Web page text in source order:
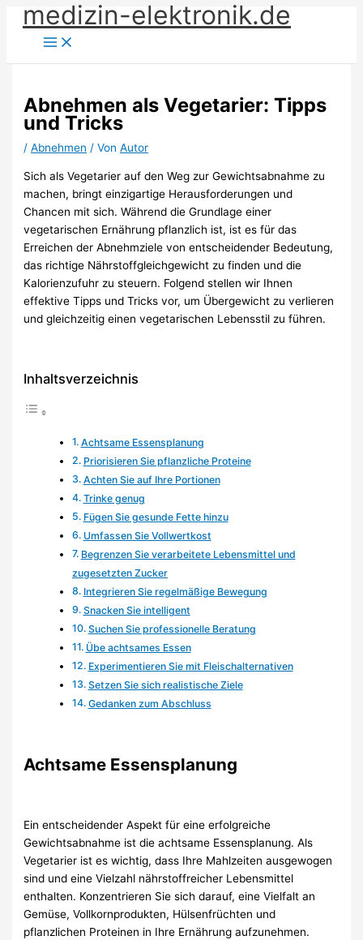
Zum
Inhalt
springen
medizin-elektronik.de
Abnehmen als Vegetarier: Tipps
und Tricks
/Abnehmen / VonAutor
Sich als Vegetarier auf den Weg zur Gewichtsabnahme zu
machen, bringt einzigartige Herausforderungen und
Chancen mit sich. Während die Grundlage einer
vegetarischen Ernährung pflanzlich ist, ist es für das
Erreichen der Abnehmziele von entscheidender Bedeutung,
das richtige Nährstoffgleichgewicht zu finden und die
Kalorienzufuhr zu steuern. Folgend stellen wir Ihnen
effektive Tipps und Tricks vor, um Übergewicht zu verlieren
und gleichzeitig einen vegetarischen Lebensstil zu führen.
Inhaltsverzeichnis
Achtsame Essensplanung
Priorisieren Sie pflanzliche Proteine
Achten Sie auf Ihre Portionen
Trinke genug
Fügen Sie gesunde Fette hinzu
Umfassen Sie Vollwertkost
Begrenzen Sie verarbeitete Lebensmittel und
zugesetzten Zucker
Integrieren Sie regelmäßige Bewegung
Snacken Sie intelligent
Suchen Sie professionelle Beratung
Übe achtsames Essen
Experimentieren Sie mit Fleischalternativen
Setzen Sie sich realistische Ziele
Gedanken zum Abschluss
Achtsame Essensplanung
Ein entscheidender Aspekt für eine erfolgreiche
Gewichtsabnahme ist die achtsame Essensplanung. Als
Vegetarier ist es wichtig, dass Ihre Mahlzeiten ausgewogen
sind und eine Vielzahl nährstoffreicher Lebensmittel
enthalten. Konzentrieren Sie sich darauf, eine Vielfalt an
Gemüse, Vollkornprodukten, Hülsenfrüchten und
pflanzlichen Proteinen in Ihre Ernährung aufzunehmen.